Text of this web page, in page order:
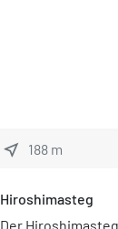
near_me 188 m
Hiroshimasteg
Der